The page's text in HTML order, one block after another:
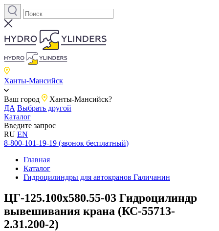
Ханты-Мансийск
Ваш город
Ханты-Мансийск?
ДА Выбрать другой
Каталог
Введите запрос
RU EN
8-800-101-19-19 (звонок бесплатный)
Главная
Каталог
Гидроцилиндры для автокранов Галичанин
ЦГ-125.100х580.55-03 Гидроцилиндр
вывешивания крана (КС-55713-
2.31.200-2)